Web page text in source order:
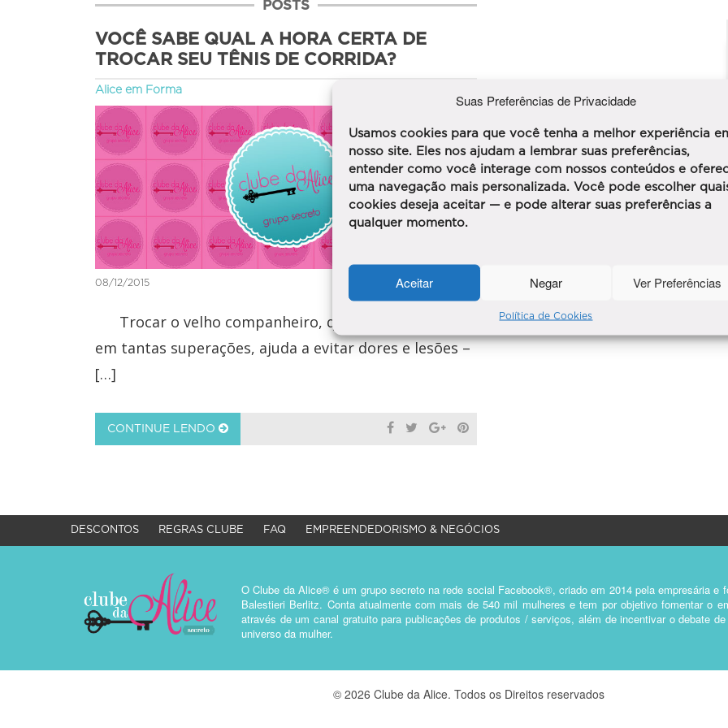
Suas Preferências de Privacidade
Usamos cookies para que você tenha a melhor experiência
nosso site. Eles nos ajudam a lembrar suas preferências,
entender como você interage com nossos conteúdos e
uma navegação mais personalizada. Você pode escolher
cookies deseja aceitar — e pode alterar suas preferências a
qualquer momento.
Aceitar Negar Ver Preferências
Política de Cookies
POSTS
VOCÊ SABE QUAL A HORA CERTA DE
TROCAR SEU TÊNIS DE CORRIDA?
Alice em Forma
08/12/2015
Trocar o velho companheiro, que te acompanhou
em tantas superações, ajuda a evitar dores e lesões –
[…]
CONTINUE LENDO
DESCONTOS REGRAS CLUBE FAQ EMPREENDEDORISMO & NEGÓCIOS
O Clube da Alice® é um grupo secreto na rede social Facebook®, criado em 2014 pela empresária e
Balestieri Berlitz. Conta atualmente com mais de 540 mil mulheres e tem por objetivo fomentar o
através de um canal gratuito para publicações de produtos / serviços, além de incentivar o debate
universo da mulher.
© 2026 Clube da Alice. Todos os Direitos reservados